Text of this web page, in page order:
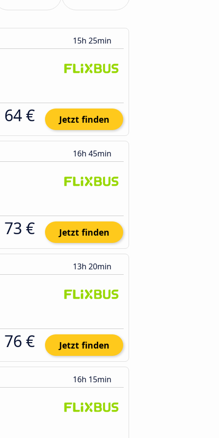
15h 25min
64 € Jetzt finden
16h 45min
73 € Jetzt finden
13h 20min
76 € Jetzt finden
16h 15min